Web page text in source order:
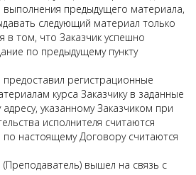
выполнения предыдущего материала,
следующий материал только
в том, что Заказчик успешно
по предыдущему пункту
предоставил регистрационные
курса Заказчику в заданные
указанному Заказчиком при
исполнителя считаются
по настоящему Договору считаются
(Преподаватель) вышел на связь с